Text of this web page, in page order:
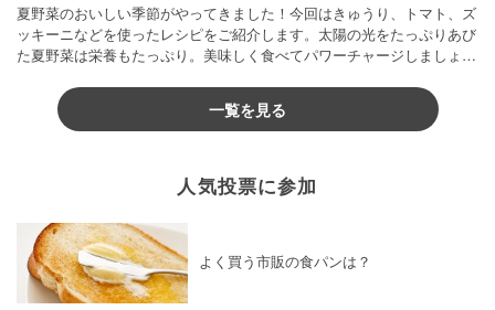
夏野菜のおいしい季節がやってきました！今回はきゅうり、トマト、ズ
ッキーニなどを使ったレシピをご紹介します。太陽の光をたっぷりあび
た夏野菜は栄養もたっぷり。美味しく食べてパワーチャージしましょう
一覧を見る
人気投票に参加
よく買う市販の食パンは？